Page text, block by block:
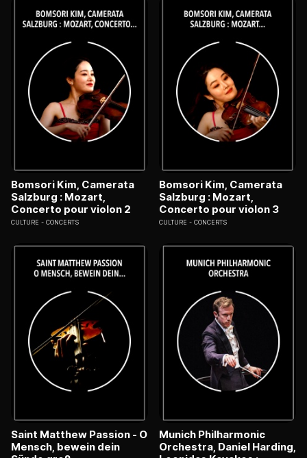
Bomsori Kim, Camerata
Salzburg : Mozart,
Concerto pour violon 2
CULTURE CONCERTS
Bomsori Kim, Camerata
Salzburg : Mozart,
Concerto pour violon 3
CULTURE CONCERTS
Saint Matthew Passion - O
Mensch, bewein dein
Munich Philharmonic
Orchestra, Daniel Harding,